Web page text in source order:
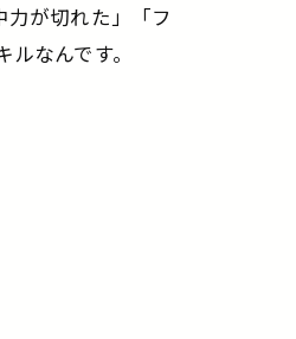
が切れた」「フ
なんです。